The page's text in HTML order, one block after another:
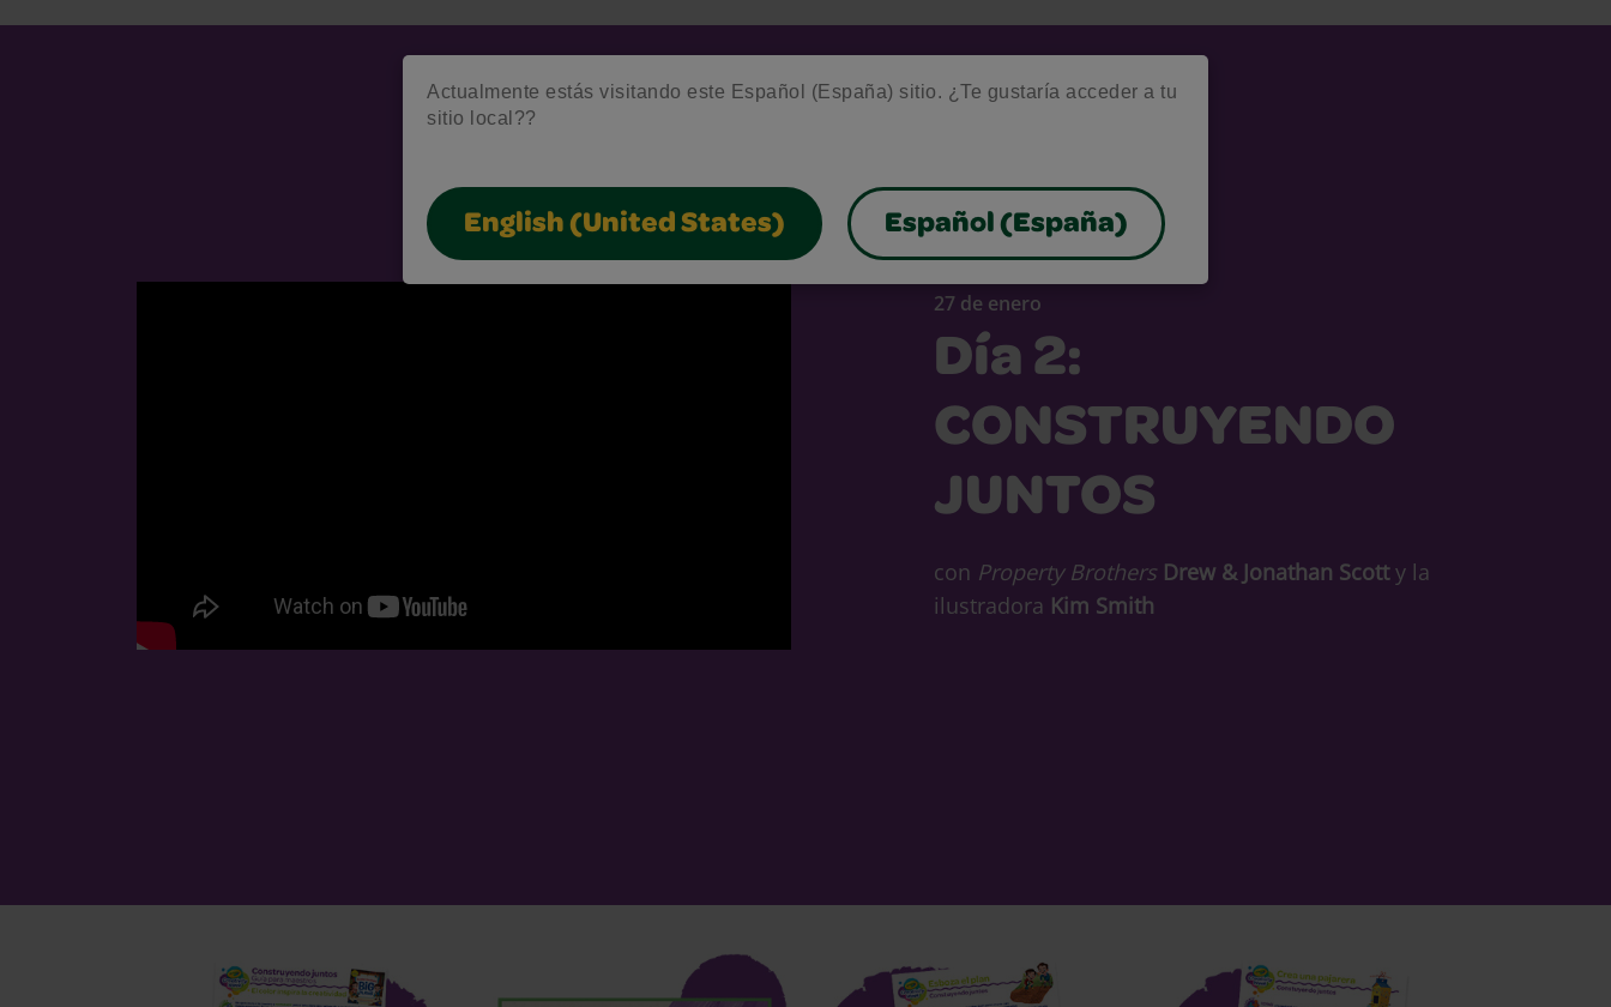
Actualmente estás visitando este Español (España) sitio. ¿Te gustaría acceder a tu
sitio local??
English (United States) Español (España)
27 de enero
Día 2:
CONSTRUYENDO
JUNTOS
con Property Brothers Drew & Jonathan Scotty la
ilustradora Kim Smith